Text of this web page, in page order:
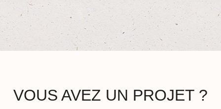
VOUS AVEZ UN PROJET ?